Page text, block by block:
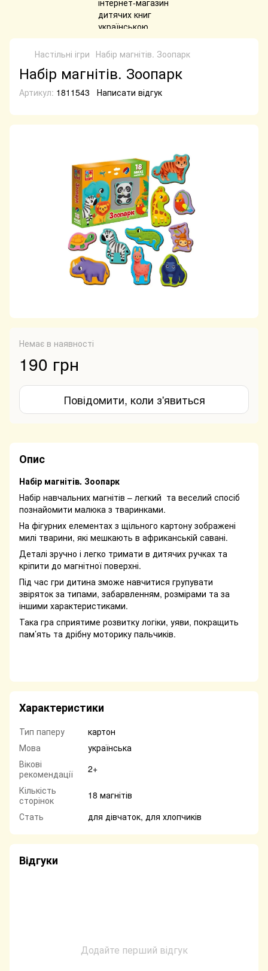
Настільні ігри Набір магнітів. Зоопарк
Набір магнітів. Зоопарк
Артикул: 1811543 Написати відгук
Немає в наявності
190 грн
Повідомити, коли з'явиться
Опис
Набір магнітів. Зоопарк
Набір навчальних магнітів – легкий та веселий спосіб
познайомити малюка з тваринками.
На фігурних елементах з щільного картону зображені
милі тварини, які мешкають в африканській савані.
Деталі зручно і легко тримати в дитячих ручках та
кріпити до магнітної поверхні.
Під час гри дитина зможе навчитися групувати
звіряток за типами, забарвленням, розмірами та за
іншими характеристиками.
Така гра сприятиме розвитку логіки, уяви, покращить
пам’ять та дрібну моторику пальчиків.
Характеристики
Тип паперу
картон
Мова
українська
Вікові
рекомендації
2+
Кількість
сторінок
18 магнітів
Стать
для дівчаток, для хлопчиків
Відгуки
Додайте перший відгук